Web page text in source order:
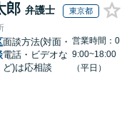
郎 弁護士 東京都
面談方法(対面・
電話・ビデオな
ど)は応相談
営業時間：0
9:00~18:00
（平日）